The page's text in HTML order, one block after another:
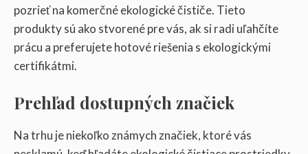
pozrieť na komerčné ekologické čističe. Tieto
produkty sú ako stvorené pre vás, ak si radi uľahčíte
prácu a preferujete hotové riešenia s ekologickými
certifikátmi.
Prehľad dostupných značiek
Na trhu je niekoľko známych značiek, ktoré vás